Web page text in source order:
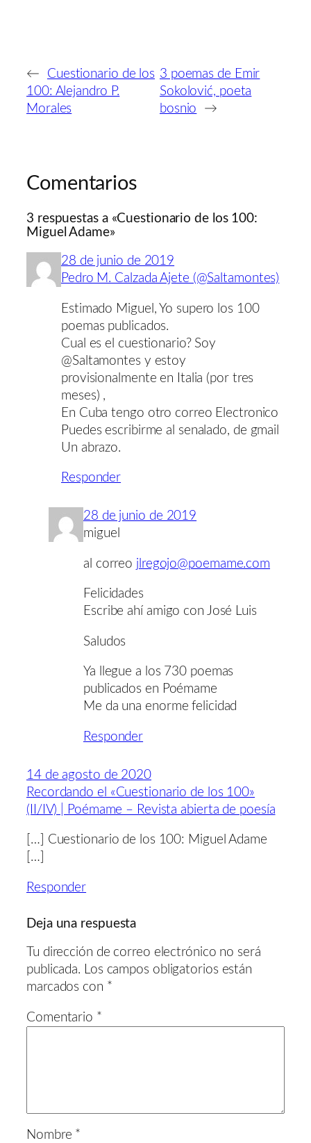
←
Cuestionario de los
100: Alejandro P.
Morales
3 poemas de Emir
Sokolović, poeta
bosnio
→
Comentarios
3 respuestas a «Cuestionario de los 100:
Miguel Adame»
28 de junio de 2019
Pedro M. Calzada Ajete (@Saltamontes)
Estimado Miguel, Yo supero los 100
poemas publicados.
Cual es el cuestionario? Soy
@Saltamontes y estoy
provisionalmente en Italia (por tres
meses) ,
En Cuba tengo otro correo Electronico
Puedes escribirme al senalado, de gmail
Un abrazo.
Responder
28 de junio de 2019
miguel
al correo jlregojo@poemame.com
Felicidades
Escribe ahí amigo con José Luis
Saludos
Ya llegue a los 730 poemas
publicados en Poémame
Me da una enorme felicidad
Responder
14 de agosto de 2020
Recordando el «Cuestionario de los 100»
(II/IV) | Poémame – Revista abierta de poesía
[…] Cuestionario de los 100: Miguel Adame
[…]
Responder
Deja una respuesta
Tu dirección de correo electrónico no será
publicada. Los campos obligatorios están
marcados con *
Comentario *
Nombre *